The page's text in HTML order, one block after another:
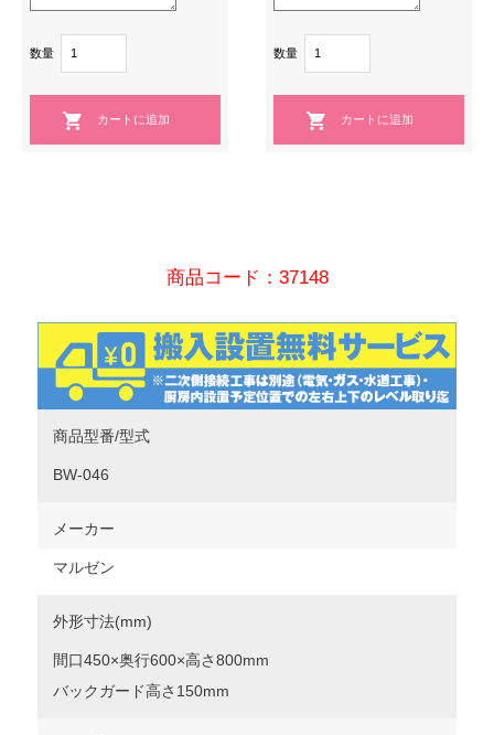
数量 数量
商品コード：37148
商品型番/型式
BW-046
メーカー
マルゼン
外形寸法(mm)
間口450×奥行600×高さ800mm
バックガード高さ150mm